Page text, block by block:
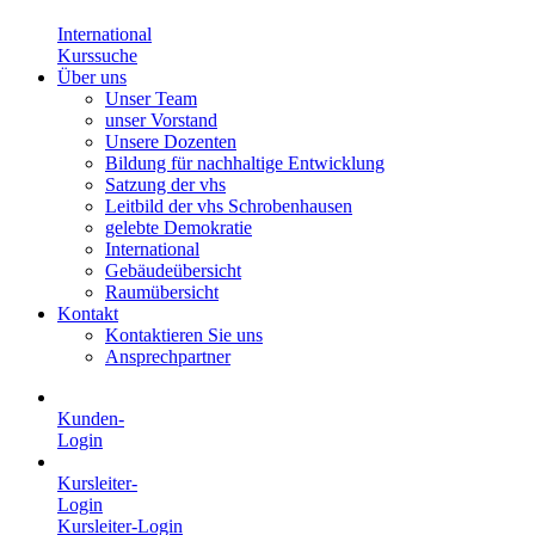
International
Kurssuche
Über uns
Unser Team
unser Vorstand
Unsere Dozenten
Bildung für nachhaltige Entwicklung
Satzung der vhs
Leitbild der vhs Schrobenhausen
gelebte Demokratie
International
Gebäudeübersicht
Raumübersicht
Kontakt
Kontaktieren Sie uns
Ansprechpartner
Kunden-
Login
Kursleiter-
Login
Kursleiter-Login